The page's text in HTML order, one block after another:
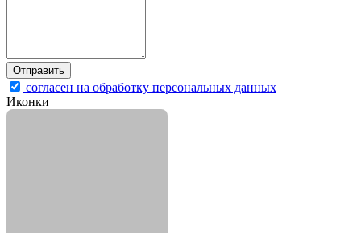
согласен на обработку персональных данных
Иконки